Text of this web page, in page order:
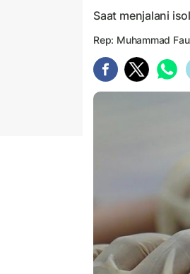
Saat menjalani
Rep: Muhammad